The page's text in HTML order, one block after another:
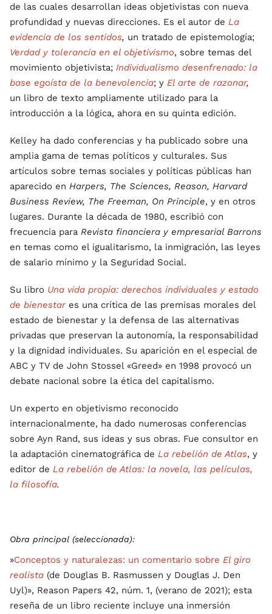
de las cuales desarrollan ideas objetivistas con nueva
profundidad y nuevas direcciones. Es el autor de La
evidencia de los sentidos, un tratado de epistemología;
Verdad y tolerancia en el objetivismo, sobre temas del
movimiento objetivista; Individualismo desenfrenado: la
base egoísta de la benevolencia; y El arte de razonar,
un libro de texto ampliamente utilizado para la
introducción a la lógica, ahora en su quinta edición.
Kelley ha dado conferencias y ha publicado sobre una
amplia gama de temas políticos y culturales. Sus
artículos sobre temas sociales y políticas públicas han
aparecido en Harpers, The Sciences, Reason, Harvard
Business Review, The Freeman, On Principle, y en otros
lugares. Durante la década de 1980, escribió con
frecuencia para Revista financiera y empresarial Barrons
en temas como el igualitarismo, la inmigración, las leyes
de salario mínimo y la Seguridad Social.
Su libro Una vida propia: derechos individuales y estado
de bienestar es una crítica de las premisas morales del
estado de bienestar y la defensa de las alternativas
privadas que preservan la autonomía, la responsabilidad
y la dignidad individuales. Su aparición en el especial de
ABC y TV de John Stossel «Greed» en 1998 provocó un
debate nacional sobre la ética del capitalismo.
Un experto en objetivismo reconocido
internacionalmente, ha dado numerosas conferencias
sobre Ayn Rand, sus ideas y sus obras. Fue consultor en
la adaptación cinematográfica de La rebelión de Atlas, y
editor de La rebelión de Atlas: la novela, las películas,
la filosofía.
Obra principal (seleccionada):
»Conceptos y naturalezas: un comentario sobre El giro
realista (de Douglas B. Rasmussen y Douglas J. Den
Uyl)», Reason Papers 42, núm. 1, (verano de 2021); esta
reseña de un libro reciente incluye una inmersión